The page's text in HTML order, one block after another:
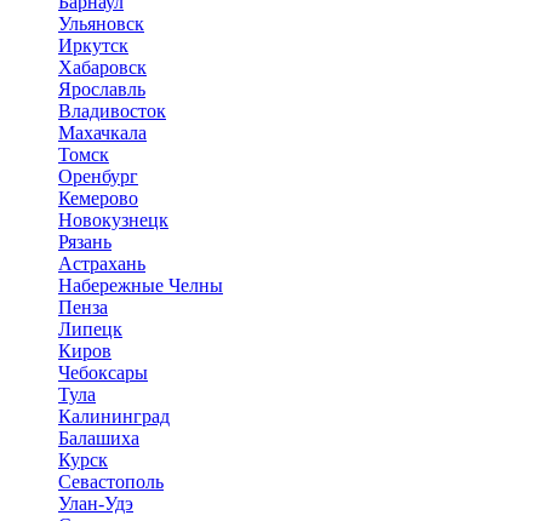
Ульяновск
Иркутск
Хабаровск
Ярославль
Владивосток
Махачкала
Томск
Оренбург
Кемерово
Новокузнецк
Рязань
Астрахань
Набережные Челны
Пенза
Липецк
Киров
Чебоксары
Тула
Калининград
Балашиха
Курск
Севастополь
Улан-Удэ